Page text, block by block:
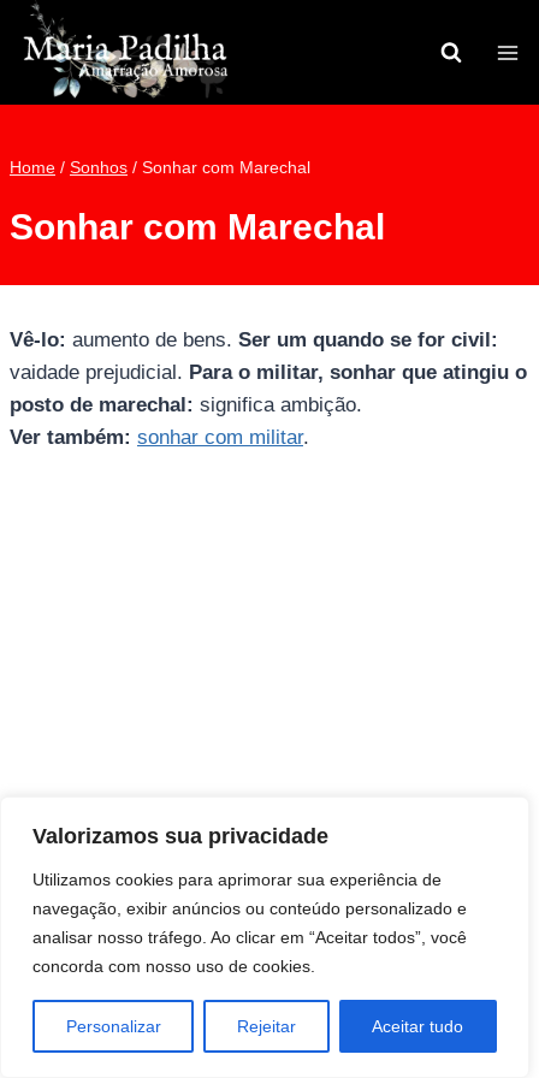
Valorizamos sua privacidade
Utilizamos cookies para aprimorar sua experiência de
navegação, exibir anúncios ou conteúdo personalizado e
analisar nosso tráfego. Ao clicar em “Aceitar todos”, você
concorda com nosso uso de cookies.
Personalizar Rejeitar Aceitar tudo
Pular
para
Conteúdo
Home / Sonhos / Sonhar com Marechal
Sonhar com Marechal
Vê-lo: aumento de bens. Ser um quando se for civil:
vaidade prejudicial. Para o militar, sonhar que atingiu o
posto de marechal: significa ambição.
Ver também: sonhar com militar.
Consultas e trabalhos espirituais
Brasil - Santa Catarina - São José